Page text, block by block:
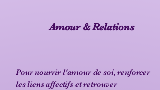
Amour & Relations
Pour nourrir l'amour de soi, renforcer
les liens affectifs et retrouver